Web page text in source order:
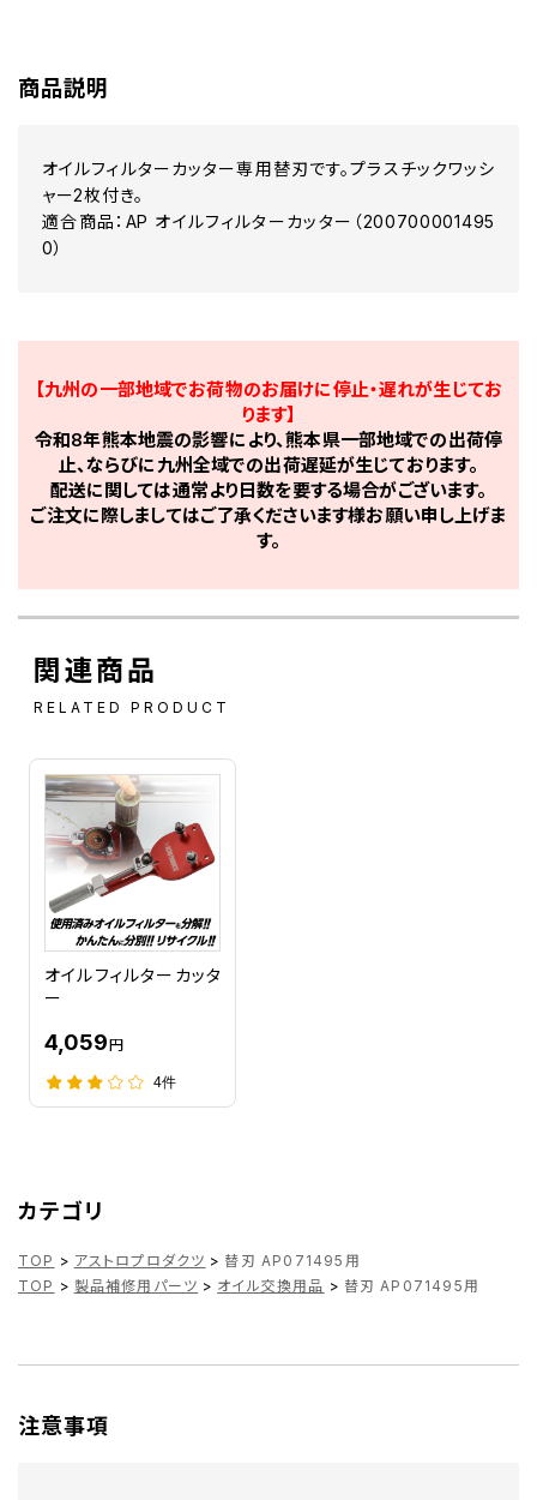
商品説明
オイルフィルターカッター専用替刃です。プラスチックワッシ
ャー2枚付き。
適合商品：AP オイルフィルターカッター（200700001495
0）
【九州の一部地域でお荷物のお届けに停止・遅れが生じてお
ります】
令和8年熊本地震の影響により、熊本県一部地域での出荷停
止、ならびに九州全域での出荷遅延が生じております。
配送に関しては通常より日数を要する場合がございます。
ご注文に際しましてはご了承くださいます様お願い申し上げま
す。
関連商品
RELATED PRODUCT
オイルフィルターカッタ
ー
4,059円
4件
カテゴリ
TOP > アストロプロダクツ > 替刃 AP071495用
TOP > 製品補修用パーツ > オイル交換用品 > 替刃 AP071495用
注意事項